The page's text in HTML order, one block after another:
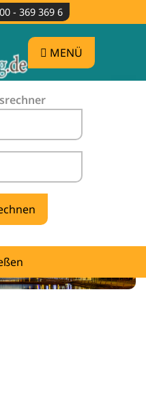
- 369 369 6
MENÜ
-